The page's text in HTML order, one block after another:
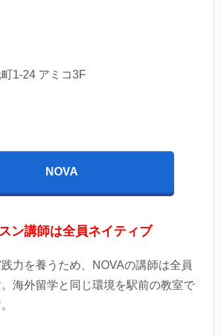
1-24 アミコ3F
NOVA
ン講師は全員ネイティブ
力を養うため、NOVAの講師は全員
海外留学と同じ環境を駅前の教室で